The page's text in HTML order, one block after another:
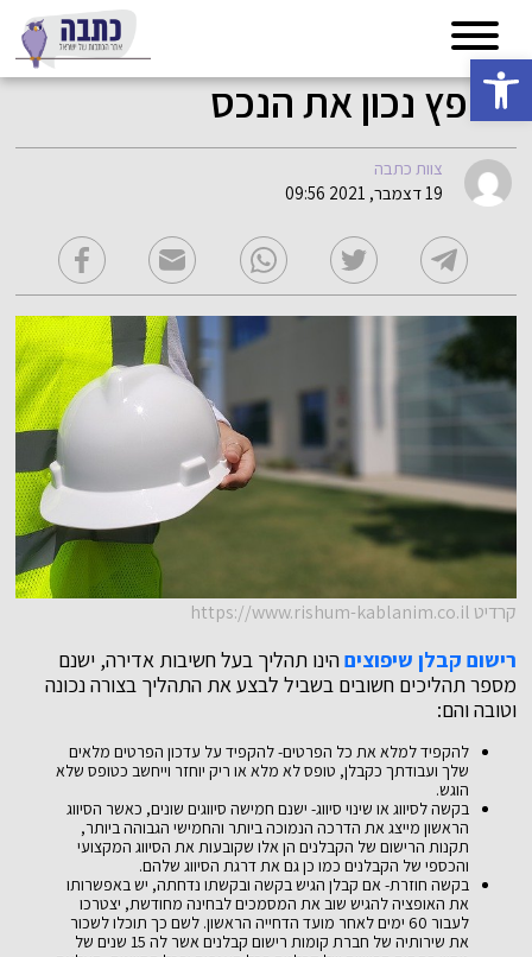
פתח סרגל נגישות
לשפץ נכון את הנכס
צוות כתבה
19 דצמבר, 2021 09:56
קרדיט https://www.rishum-kablanim.co.il
רישום קבלן שיפוציםהינו תהליך בעל חשיבות אדירה, ישנם
מספר תהליכים חשובים בשביל לבצע את התהליך בצורה נכונה
וטובה והם:
להקפיד למלא את כל הפרטים- להקפיד על עדכון הפרטים מלאים
שלך ועבודתך כקבלן, טופס לא מלא או ריק יוחזר וייחשב כטופס שלא
הוגש.
בקשה לסיווג או שינוי סיווג- ישנם חמישה סיווגים שונים, כאשר הסיווג
הראשון מייצג את הדרכה הנמוכה ביותר והחמישי הגבוהה ביותר,
תקנות הרישום של הקבלנים הן אלו שקובעות את הסיווג המקצועי
והכספי של הקבלנים כמו כן גם את דרגת הסיווג שלהם.
בקשה חוזרת- אם קבלן הגיש בקשה ובקשתו נדחתה, יש באפשרותו
את האופציה להגיש שוב את המסמכים לבחינה מחודשת, יצטרכו
לעבור 60 ימים לאחר מועד הדחייה הראשון. לשם כך תוכלו לשכור
את שירותיה של חברת קומות רישום קבלנים אשר לה 15 שנים של